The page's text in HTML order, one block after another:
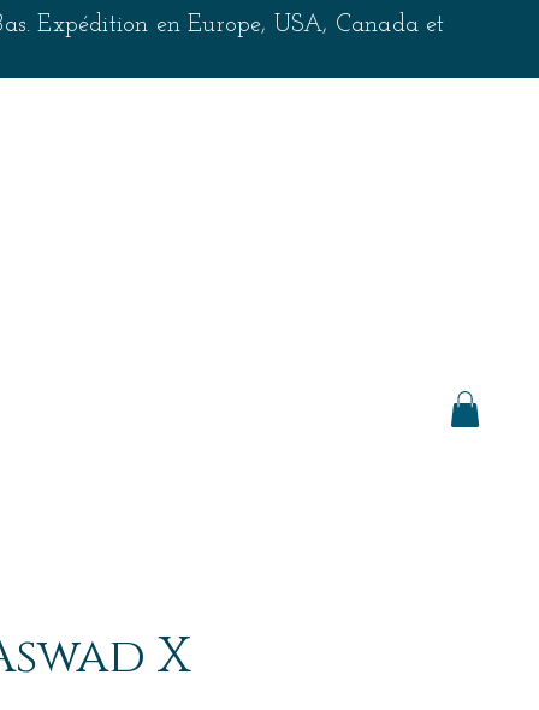
Expédition en Europe, USA, Canada et
X